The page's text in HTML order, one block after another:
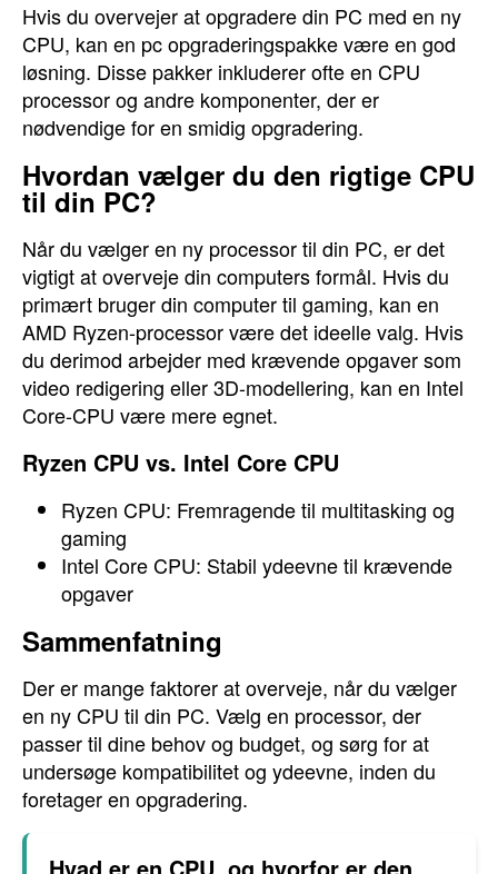
Hvis du overvejer at opgradere din PC med en ny
CPU, kan en pc opgraderingspakke være en god
løsning. Disse pakker inkluderer ofte en CPU
processor og andre komponenter, der er
nødvendige for en smidig opgradering.
Hvordan vælger du den rigtige CPU
til din PC?
Når du vælger en ny processor til din PC, er det
vigtigt at overveje din computers formål. Hvis du
primært bruger din computer til gaming, kan en
AMD Ryzen-processor være det ideelle valg. Hvis
du derimod arbejder med krævende opgaver som
video redigering eller 3D-modellering, kan en Intel
Core-CPU være mere egnet.
Ryzen CPU vs. Intel Core CPU
Ryzen CPU: Fremragende til multitasking og
gaming
Intel Core CPU: Stabil ydeevne til krævende
opgaver
Sammenfatning
Der er mange faktorer at overveje, når du vælger
en ny CPU til din PC. Vælg en processor, der
passer til dine behov og budget, og sørg for at
undersøge kompatibilitet og ydeevne, inden du
foretager en opgradering.